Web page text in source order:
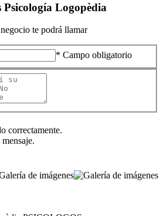
Psicología Logopèdia
te podrá llamar
* Campo obligatorio
correctamente.